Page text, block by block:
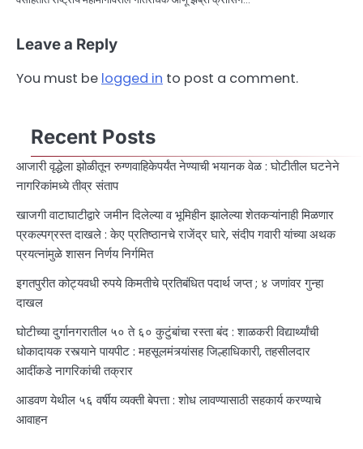
Leave a Reply
You must be logged in to post a comment.
Recent Posts
आजारी वृद्धेला झोळीतून रुग्णवाहिकेपर्यंत नेण्याची भयानक वेळ : घोटीतील घटनेने
नागरिकांमध्ये तीव्र संताप
खाजगी वाटाघाटीद्वारे जमीन दिलेल्या व भूमिहीन झालेल्या शेतकऱ्यांनाही मिळणार
प्रकल्पग्रस्त दाखले : केए प्रतिष्ठानचे राजेंद्र घारे, संदीप गवारी यांच्या अथक
प्रयत्नांमुळे शासन निर्णय निर्गमित
इगतपुरीत कोट्यवधी रुपये किमतीचे प्रतिबंधित पदार्थ जप्त ; ४ जणांवर गुन्हा
दाखल
घोटीच्या दुर्गानगरातील ५० ते ६० कुटुंबांचा रस्ता बंद : शाळकरी विद्यार्थ्यांची
धोकादायक रस्त्याने पायपीट : महसूलमंत्र्यांसह जिल्हाधिकारी, तहसीलदार
आदींकडे नागरिकांची तक्रार
आडवण येथील ५६ वर्षीय व्यक्ती बेपत्ता : शोध लावण्यासाठी सहकार्य करण्याचे
आवाहन